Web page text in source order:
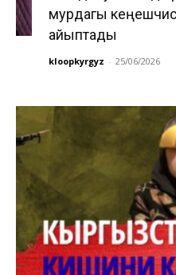
мурдагы
айыптады
kloopkyrgyz - 25/06/2026